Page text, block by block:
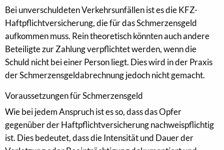
Bei unverschuldeten Verkehrsunfällen ist es die KFZ-
Haftpflichtversicherung, die für das Schmerzensgeld
aufkommen muss. Rein theoretisch könnten auch andere
Beteiligte zur Zahlung verpflichtet werden, wenn die
Schuld nicht bei einer Person liegt. Dies wird in der Praxis
der Schmerzensgeldabrechnung jedoch nicht gemacht.
Voraussetzungen für Schmerzensgeld
Wie bei jedem Anspruch ist es so, dass das Opfer
gegenüber der Haftpflichtversicherung nachweispflichtig
ist. Dies bedeutet, dass die Intensität und Dauer der